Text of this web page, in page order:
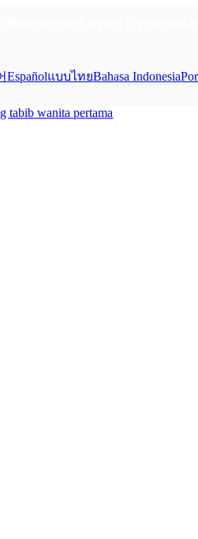
EspañolแบบไทยBahasa Indonesia
tabib wanita pertama